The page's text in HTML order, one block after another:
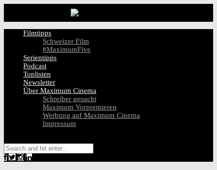
Filmtipps
Schweizer Film
#MaximumFive
Serientipps
Podcast
Toplisten
Newsletter
Über Maximum Cinema
Schreiber gesucht
Maximum Vorpremieren
Werbung auf Maximum Cinema
Impressum